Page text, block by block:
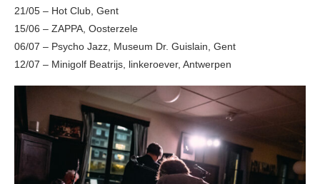
21/05 – Hot Club, Gent
15/06 – ZAPPA, Oosterzele
06/07 – Psycho Jazz, Museum Dr. Guislain, Gent
12/07 – Minigolf Beatrijs, linkeroever, Antwerpen